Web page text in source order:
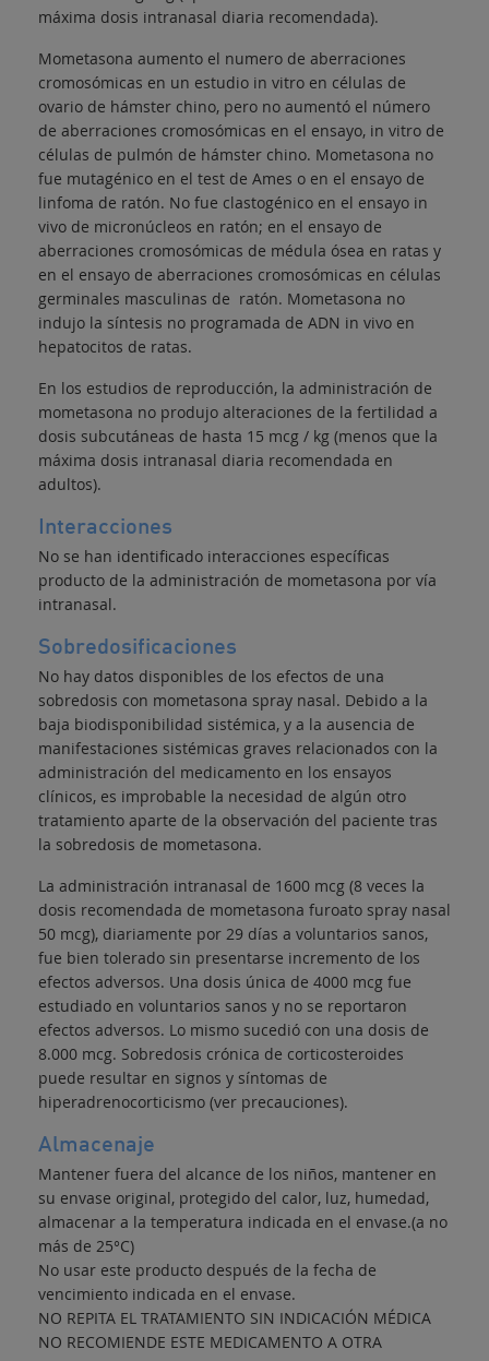
máxima dosis intranasal diaria recomendada).
Mometasona aumento el numero de aberraciones
cromosómicas en un estudio in vitro en células de
ovario de hámster chino, pero no aumentó el número
de aberraciones cromosómicas en el ensayo, in vitro de
células de pulmón de hámster chino. Mometasona no
fue mutagénico en el test de Ames o en el ensayo de
linfoma de ratón. No fue clastogénico en el ensayo in
vivo de micronúcleos en ratón; en el ensayo de
aberraciones cromosómicas de médula ósea en ratas y
en el ensayo de aberraciones cromosómicas en células
germinales masculinas de ratón. Mometasona no
indujo la síntesis no programada de ADN in vivo en
hepatocitos de ratas.
En los estudios de reproducción, la administración de
mometasona no produjo alteraciones de la fertilidad a
dosis subcutáneas de hasta 15 mcg / kg (menos que la
máxima dosis intranasal diaria recomendada en
adultos).
Interacciones
No se han identificado interacciones específicas
producto de la administración de mometasona por vía
intranasal.
Sobredosificaciones
No hay datos disponibles de los efectos de una
sobredosis con mometasona spray nasal. Debido a la
baja biodisponibilidad sistémica, y a la ausencia de
manifestaciones sistémicas graves relacionados con la
administración del medicamento en los ensayos
clínicos, es improbable la necesidad de algún otro
tratamiento aparte de la observación del paciente tras
la sobredosis de mometasona.
La administración intranasal de 1600 mcg (8 veces la
dosis recomendada de mometasona furoato spray nasal
50 mcg), diariamente por 29 días a voluntarios sanos,
fue bien tolerado sin presentarse incremento de los
efectos adversos. Una dosis única de 4000 mcg fue
estudiado en voluntarios sanos y no se reportaron
efectos adversos. Lo mismo sucedió con una dosis de
8.000 mcg. Sobredosis crónica de corticosteroides
puede resultar en signos y síntomas de
hiperadrenocorticismo (ver precauciones).
Almacenaje
Mantener fuera del alcance de los niños, mantener en
su envase original, protegido del calor, luz, humedad,
almacenar a la temperatura indicada en el envase.(a no
más de 25°C)
No usar este producto después de la fecha de
vencimiento indicada en el envase.
NO REPITA EL TRATAMIENTO SIN INDICACIÓN MÉDICA
NO RECOMIENDE ESTE MEDICAMENTO A OTRA